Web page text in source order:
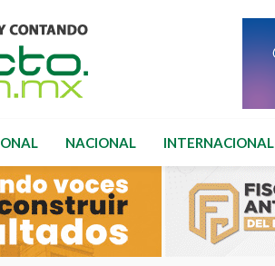
NACIONAL INTERNACIONAL